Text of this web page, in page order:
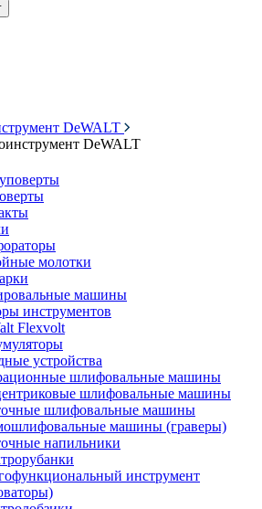
DeWALT
DeWALT
молотки
машины
инструментов
Flexvolt
устройства
шлифовальные машины
шлифовальные машины
шлифовальные машины
машины (граверы)
напильники
инструмент